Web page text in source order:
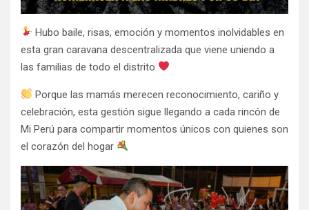
Hubo baile, risas, emoción y momentos inolvidables en
esta gran caravana descentralizada que viene uniendo a
las familias de todo el distrito
Porque las mamás merecen reconocimiento, cariño y
celebración, esta gestión sigue llegando a cada rincón de
Mi Perú para compartir momentos únicos con quienes son
el corazón del hogar